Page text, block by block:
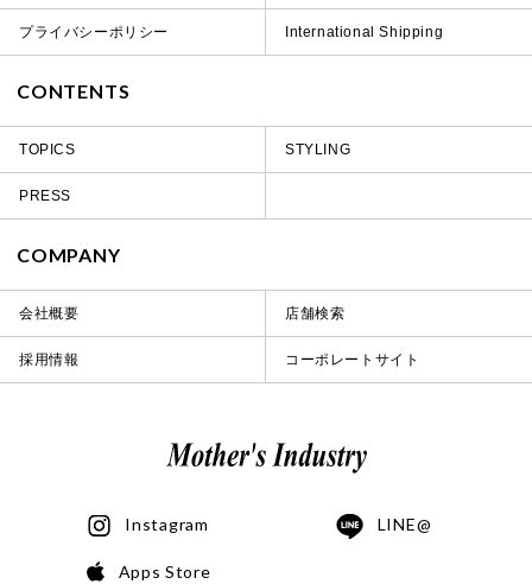
プライバシーポリシー International Shipping
CONTENTS
TOPICS STYLING
PRESS
COMPANY
会社概要 店舗検索
採用情報 コーポレートサイト
Instagram LINE@
Apps Store